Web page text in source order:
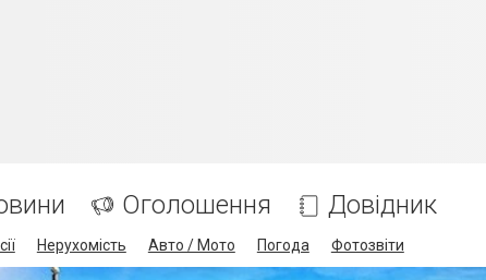
Оголошення Довідник
Нерухомість Авто / Мото Погода Фотозвіти